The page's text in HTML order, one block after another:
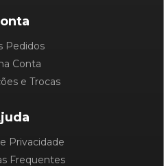
Pedidos
Conta
e Trocas
Privacidade
Frequentes